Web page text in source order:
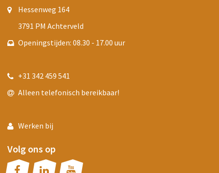
Hessenweg 164
3791 PM Achterveld
Openingstijden: 08.30 - 17.00 uur
+31 342 459 541
Alleen telefonisch bereikbaar!
Werken bij
Volg ons op